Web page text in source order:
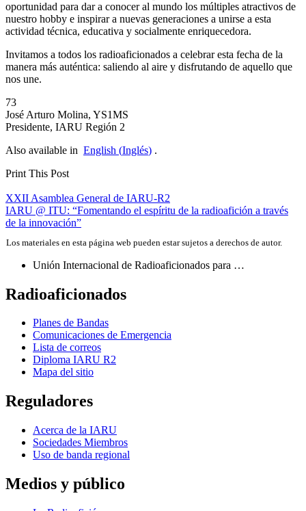
oportunidad para dar a conocer al mundo los múltiples atractivos de
nuestro hobby e inspirar a nuevas generaciones a unirse a esta
actividad técnica, educativa y socialmente enriquecedora.
Invitamos a todos los radioaficionados a celebrar esta fecha de la
manera más auténtica: saliendo al aire y disfrutando de aquello que
nos une.
73
José Arturo Molina, YS1MS
Presidente, IARU Región 2
Also available in English (Inglés) .
Print This Post
Navegación
de
entradas
XXII Asamblea General de IARU-R2
IARU @ ITU: “Fomentando el espíritu de la radioafición a través
de la innovación”
Los materiales en esta página web pueden estar sujetos a derechos de autor.
Unión Internacional de Radioaficionados para …
Radioaficionados
Planes de Bandas
Comunicaciones de Emergencia
Lista de correos
Diploma IARU R2
Mapa del sitio
Reguladores
Acerca de la IARU
Sociedades Miembros
Uso de banda regional
Medios y público